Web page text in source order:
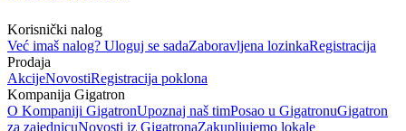
Korisnički nalog
Već imaš nalog? Uloguj se sadaZaboravljena lozinkaRegistracija
Prodaja
AkcijeNovostiRegistracija poklona
Kompanija Gigatron
O Kompaniji GigatronUpoznaj naš timPosao u GigatronuGigatron
za zajednicuNovosti iz GigatronaZakupljujemo lokale